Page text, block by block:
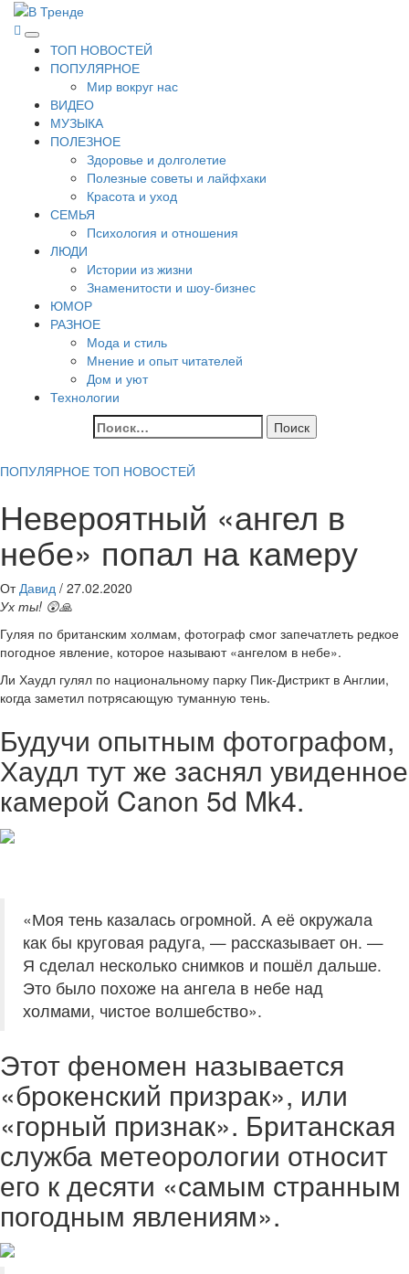
Перейти
содержимому
В Тренде
Самые свежие новости интернета
Основное
меню
ТОП НОВОСТЕЙ
ПОПУЛЯРНОЕ
Мир вокруг нас
ВИДЕО
МУЗЫКА
ПОЛЕЗНОЕ
Здоровье и долголетие
Полезные советы и лайфхаки
Красота и уход
СЕМЬЯ
Психология и отношения
ЛЮДИ
Истории из жизни
Знаменитости и шоу-бизнес
ЮМОР
РАЗНОЕ
Мода и стиль
Мнение и опыт читателей
Дом и уют
Технологии
Найти:
ПОПУЛЯРНОЕ ТОП НОВОСТЕЙ
Невероятный «ангел в
небе» попал на камеру
От Давид / 27.02.2020
Ух ты! 😲🙏
Гуляя по британским холмам, фотограф смог запечатлеть редкое
погодное явление, которое называют «ангелом в небе».
Ли Хаудл гулял по национальному парку Пик-Дистрикт в Англии,
когда заметил потрясающую туманную тень.
Будучи опытным фотографом,
Хаудл тут же заснял увиденное
камерой Canon 5d Mk4.
«Моя тень казалась огромной. А её окружала
как бы круговая радуга, — рассказывает он. —
Я сделал несколько снимков и пошёл дальше.
Это было похоже на ангела в небе над
холмами, чистое волшебство».
Этот феномен называется
«брокенский призрак», или
«горный признак». Британская
служба метеорологии относит
его к десяти «самым странным
погодным явлениям».